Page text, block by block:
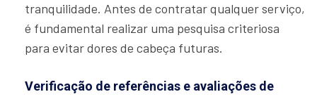
tranquilidade. Antes de contratar qualquer serviço,
é fundamental realizar uma pesquisa criteriosa
para evitar dores de cabeça futuras.
Verificação de referências e avaliações de